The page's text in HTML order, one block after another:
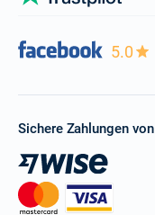
5.0
Sichere Zahlungen von